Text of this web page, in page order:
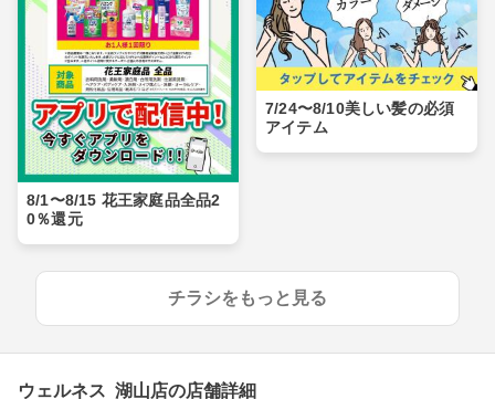
8/1〜8/15 花王家庭品全品2
0％還元
7/24〜8/10美しい髪の必須
アイテム
チラシをもっと見る
ウェルネス 湖山店の店舗詳細